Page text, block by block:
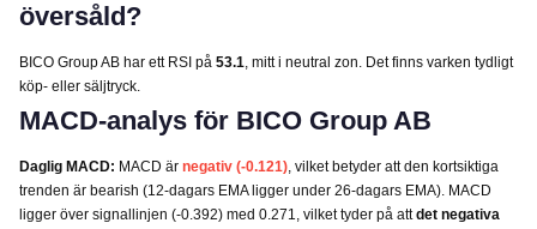
översåld?
BICO Group AB har ett RSI på 53.1, mitt i neutral zon. Det finns varken tydligt
köp- eller säljtryck.
MACD-analys för BICO Group AB
Daglig MACD: MACD är negativ (-0.121), vilket betyder att den kortsiktiga
trenden är bearish (12-dagars EMA ligger under 26-dagars EMA). MACD
ligger över signallinjen (-0.392) med 0.271, vilket tyder på attdet negativa